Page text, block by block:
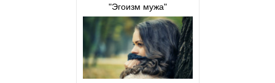
"Эгоизм мужа"